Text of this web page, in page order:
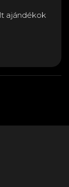
ajándékok